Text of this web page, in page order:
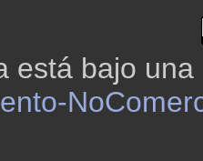
está bajo una